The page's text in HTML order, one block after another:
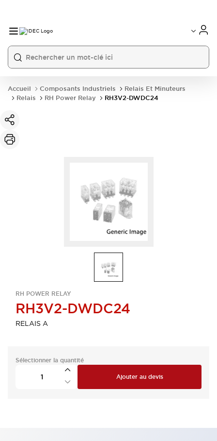
Accueil Composants Industriels
Relais Et Minuteurs
Relais
RH Power Relay RH3V2-DWDC24
RH POWER RELAY
RH3V2-DWDC24
RELAIS A
Sélectionner la quantité
Ajouter au devis